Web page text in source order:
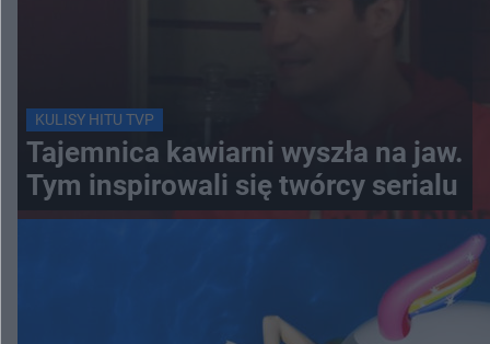
KULISY HITU TVP
Tajemnica kawiarni wyszła na jaw.
Tym inspirowali się twórcy serialu